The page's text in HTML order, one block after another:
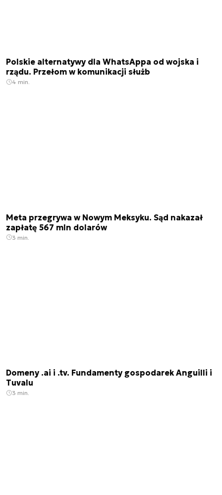
Polskie alternatywy dla WhatsAppa od wojska i
rządu. Przełom w komunikacji służb
4 min.
Meta przegrywa w Nowym Meksyku. Sąd nakazał
zapłatę 567 mln dolarów
3 min.
Domeny .ai i .tv. Fundamenty gospodarek Anguilli i
Tuvalu
3 min.